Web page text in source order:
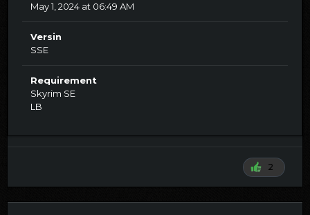
May 1, 2024 at 06:49 AM
Versin
SSE
Requirement
Skyrim SE
LB
2